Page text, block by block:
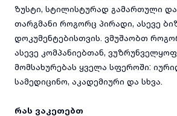
ზუსტი, სტილისტურად გამართული
თარგმანი როგორც პირადი, ასევე
დოკუმენტებისთვის. ვმუშაობთ
ასევე კომპანიებთან,
მომსახურებას ყველა სფეროში:
სამედიცინო, აკადემიური და სხვა.
რას ვაკეთებთ